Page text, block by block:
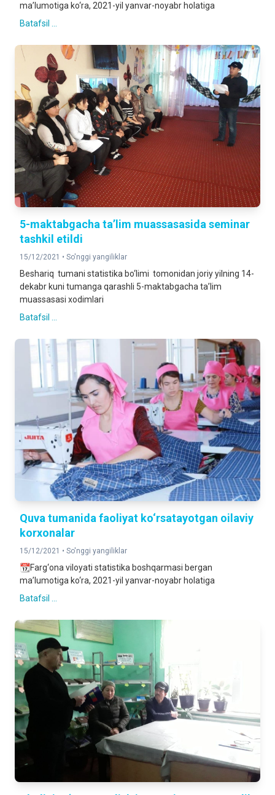
ma’lumotiga ko‘ra, 2021-yil yanvar-noyabr holatiga
Batafsil ...
5-maktabgacha ta’lim muassasasida seminar
tashkil etildi
15/12/2021 • So'nggi yangiliklar
Beshariq tumani statistika bo‘limi tomonidan joriy yilning 14-
dekabr kuni tumanga qarashli 5-maktabgacha ta’lim
muassasasi xodimlari
Batafsil ...
Quva tumanida faoliyat ko‘rsatayotgan oilaviy
korxonalar
15/12/2021 • So'nggi yangiliklar
📆Farg‘ona viloyati statistika boshqarmasi bergan
ma’lumotiga ko‘ra, 2021-yil yanvar-noyabr holatiga
Batafsil ...